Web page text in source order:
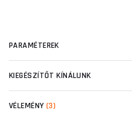
PARAMÉTEREK
KIEGÉSZÍTŐT KÍNÁLUNK
VÉLEMÉNY (3)